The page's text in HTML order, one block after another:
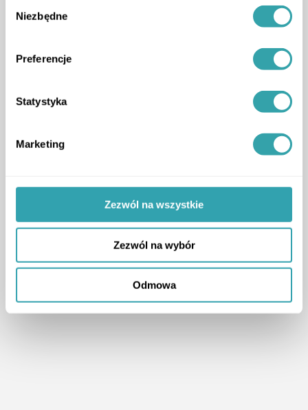
zgody
Niezbędne
Preferencje
Statystyka
Marketing
Zezwól na wszystkie
Zezwól na wybór
Odmowa